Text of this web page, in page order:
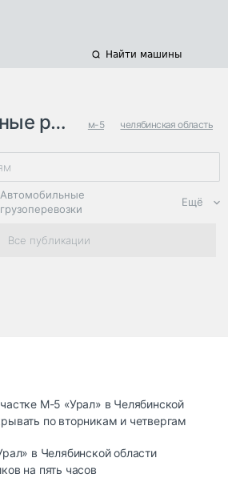
Найти машины
м-5 челябинская область
Автомобильные
грузоперевозки
Региональная
логистика
опасные грузы
страхование
Ещё
Все публикации
М-5 «Урал» в Челябинской
по вторникам и четвергам
в Челябинской области
на пять часов